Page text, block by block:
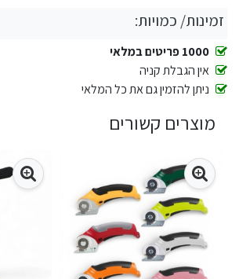
זמינות/ כמויות:
1000 פריטים במלאי
אין הגבלת קניה
ניתן להזמין גם את כל המלאי
מוצרים קשורים